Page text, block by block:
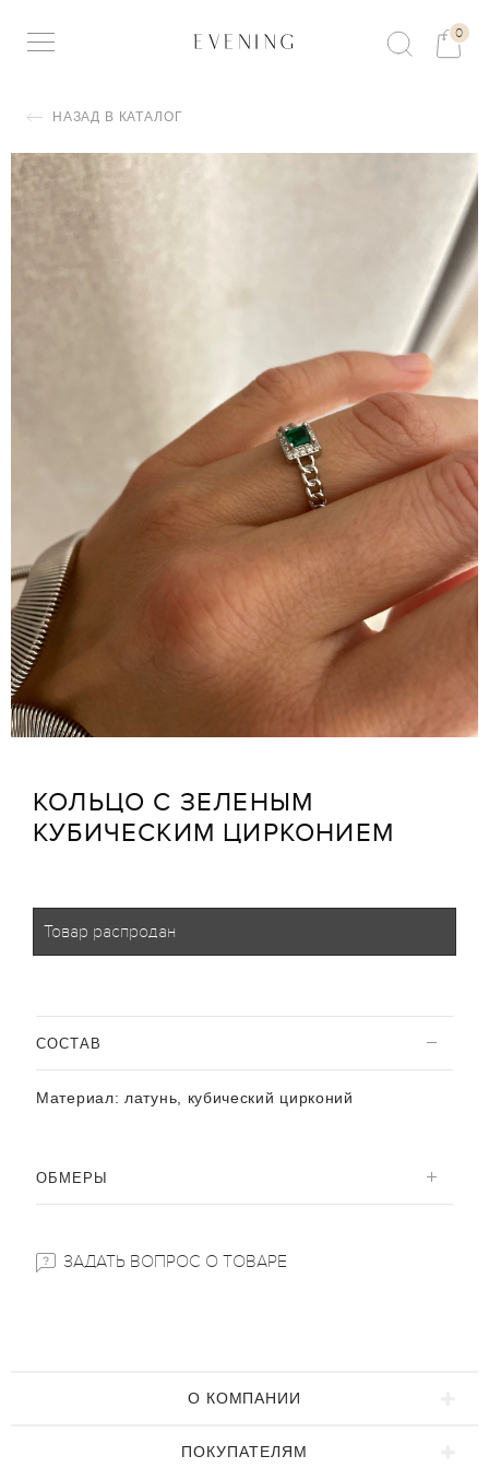
0
НАЗАД В КАТАЛОГ
КОЛЬЦО С ЗЕЛЕНЫМ
КУБИЧЕСКИМ ЦИРКОНИЕМ
Товар распродан
CОСТАВ
Материал: латунь, кубический цирконий
ОБМЕРЫ
ЗАДАТЬ ВОПРОС О ТОВАРЕ
О КОМПАНИИ
ПОКУПАТЕЛЯМ